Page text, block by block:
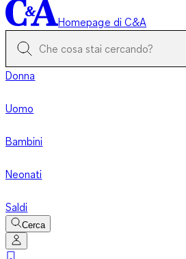
Homepage di C&A
Donna
Uomo
Bambini
Neonati
Saldi
Cerca